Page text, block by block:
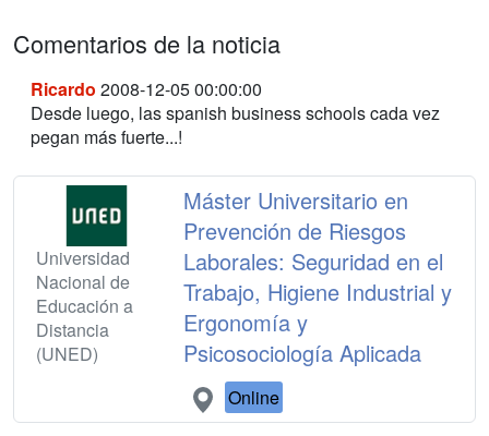
Comentarios de la noticia
Ricardo 2008-12-05 00:00:00
Desde luego, las spanish business schools cada vez
pegan más fuerte...!
Universidad
Nacional de
Educación a
Distancia
(UNED)
Máster Universitario en
Prevención de Riesgos
Laborales: Seguridad en el
Trabajo, Higiene Industrial y
Ergonomía y
Psicosociología Aplicada
Online